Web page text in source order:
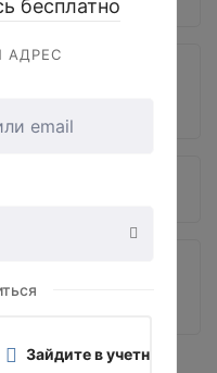
и корпоративная
общения”
бесплатно
АДРЕС
используя Google
Зайдите в учетную